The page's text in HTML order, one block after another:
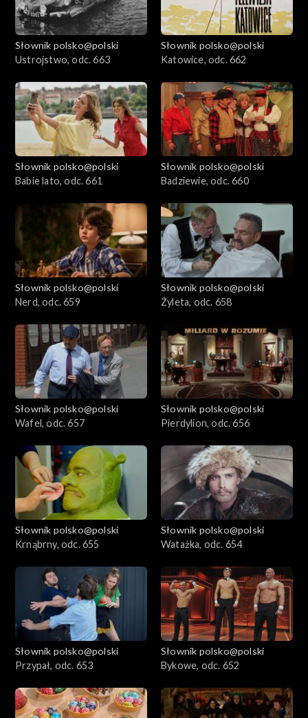
Słownik polsko@polski
Ustrojstwo, odc. 663
Słownik polsko@polski
Katowice, odc. 662
Słownik polsko@polski
Babie lato, odc. 661
Słownik polsko@polski
Badziewie, odc. 660
Słownik polsko@polski
Nerd, odc. 659
Słownik polsko@polski
Żyleta, odc. 658
Słownik polsko@polski
Wafel, odc. 657
Słownik polsko@polski
Pierdylion, odc. 656
Słownik polsko@polski
Krnąbrny, odc. 655
Słownik polsko@polski
Watażka, odc. 654
Słownik polsko@polski
Przypał, odc. 653
Słownik polsko@polski
Bykowe, odc. 652